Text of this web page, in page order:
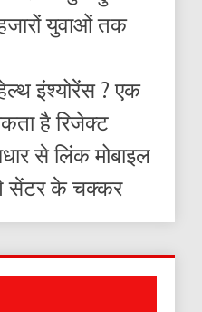
युवाओं तक
हेल्थ इंश्योरेंस ? एक
है रिजेक्ट
से लिंक मोबाइल
सेंटर के चक्कर